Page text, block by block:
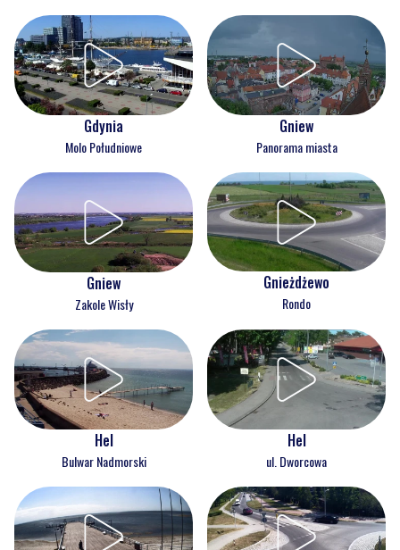
Gdynia
Molo Południowe
Gniew
Panorama miasta
Gniew
Zakole Wisły
Gnieżdżewo
Rondo
Hel
Bulwar Nadmorski
Hel
ul. Dworcowa